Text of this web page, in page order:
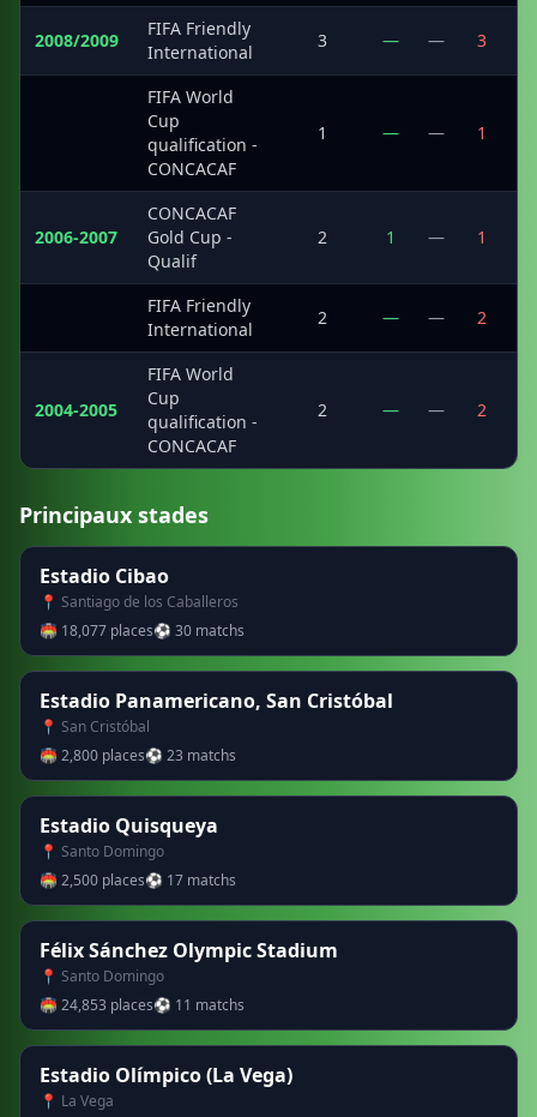
2008/2009
FIFA Friendly
International
3 — — 3
FIFA World
Cup
qualification -
CONCACAF
1 — — 1
2006-2007
CONCACAF
Gold Cup -
Qualif
2 1 — 1
FIFA Friendly
International
2 — — 2
2004-2005
FIFA World
Cup
qualification -
CONCACAF
2 — — 2
Principaux stades
Estadio Cibao
📍 Santiago de los Caballeros
🏟 18,077 places⚽ 30 matchs
Estadio Panamericano, San Cristóbal
📍 San Cristóbal
🏟 2,800 places⚽ 23 matchs
Estadio Quisqueya
📍 Santo Domingo
🏟 2,500 places⚽ 17 matchs
Félix Sánchez Olympic Stadium
📍 Santo Domingo
🏟 24,853 places⚽ 11 matchs
Estadio Olímpico (La Vega)
📍 La Vega